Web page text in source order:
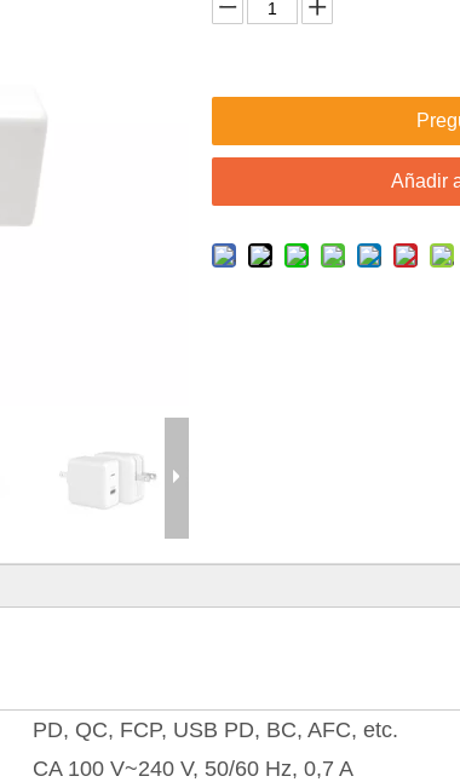
Añadir
PD, QC, FCP, USB PD, BC, AFC, etc.
CA 100 V~240 V, 50/60 Hz, 0,7 A